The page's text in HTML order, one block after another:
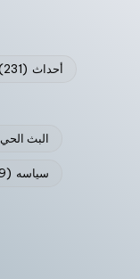
أحداث (231)
البث الحي
سياسه (229)